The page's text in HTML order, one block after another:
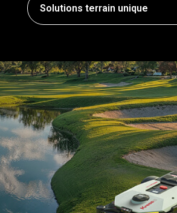
Solutions terrain unique